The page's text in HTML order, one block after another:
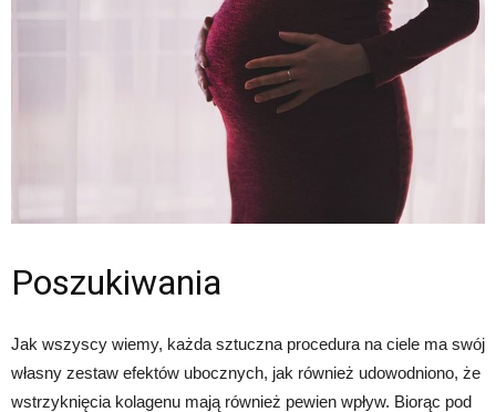
Poszukiwania
Jak wszyscy wiemy, każda sztuczna procedura na ciele ma swój
własny zestaw efektów ubocznych, jak również udowodniono, że
wstrzyknięcia kolagenu mają również pewien wpływ. Biorąc pod